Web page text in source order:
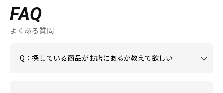
FAQ
よくある質問
Q：探している商品がお店にあるか教えて欲しい